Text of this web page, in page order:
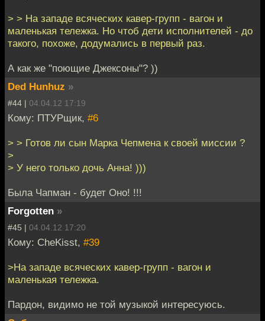
> > На западе всяческих кавер-групп - вагон и
маленькая тележка. Но чтоб дети исполнителей - до
такого, похоже, додумались в первый раз.
А как же "поющие Джексоны"? ))
Ded Hunhuz »
#44 | 04.04.12 17:19
Кому: ПТУРщик, #6
> > Готов ли сын Марка Чепмена к своей миссии ?
>
> У него только дочь Анна! )))
Была Чапман - будет Оно! !!!
Forgotten »
#45 | 04.04.12 17:20
Кому: CheKisst, #39
>На западе всяческих кавер-групп - вагон и
маленькая тележка.
Пардон, видимо не той музыкой интересуюсь.